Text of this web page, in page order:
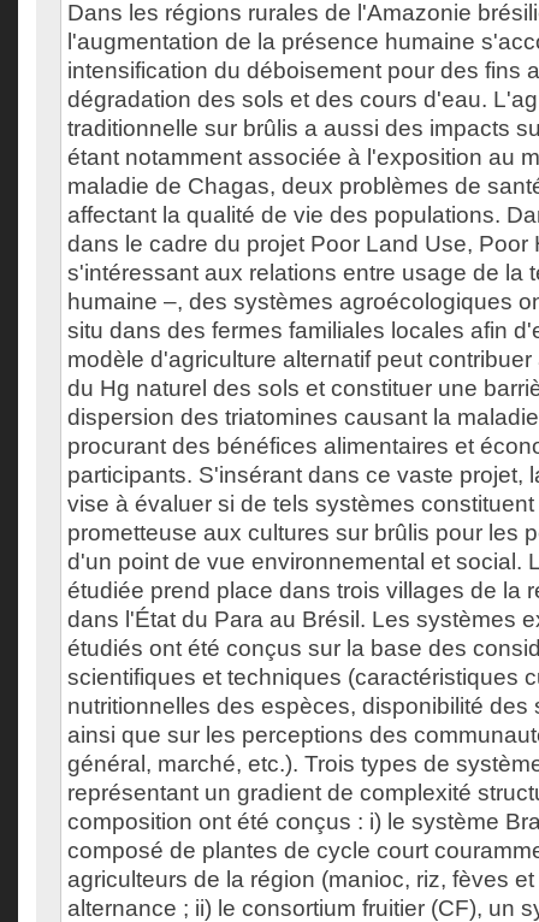
Dans les régions rurales de l'Amazonie
l'augmentation de la présence humaine
intensification du déboisement pour des fins
dégradation des sols et des cours d'eau.
traditionnelle sur brûlis a aussi des impacts
étant notamment associée à l'exposition au
maladie de Chagas, deux problèmes de
affectant la qualité de vie des populations.
dans le cadre du projet Poor Land Use, Poor
s'intéressant aux relations entre usage de la
humaine –, des systèmes agroécologiques
situ dans des fermes familiales locales afin
modèle d'agriculture alternatif peut contribuer
du Hg naturel des sols et constituer une
dispersion des triatomines causant la
procurant des bénéfices alimentaires et
participants. S'insérant dans ce vaste projet,
vise à évaluer si de tels systèmes
prometteuse aux cultures sur brûlis pour les
d'un point de vue environnemental et social.
étudiée prend place dans trois villages de la
dans l'État du Para au Brésil. Les systèmes
étudiés ont été conçus sur la base des
scientifiques et techniques (caractéristiques
nutritionnelles des espèces, disponibilité des
ainsi que sur les perceptions des
général, marché, etc.). Trois types de
représentant un gradient de complexité
composition ont été conçus : i) le système
composé de plantes de cycle court
agriculteurs de la région (manioc, riz, fèves
alternance ; ii) le consortium fruitier (CF), un